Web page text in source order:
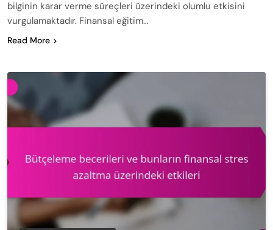
bilginin karar verme süreçleri üzerindeki olumlu etkisini
vurgulamaktadır. Finansal eğitim…
Read More